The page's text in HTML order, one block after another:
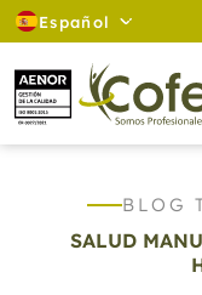
Español
BLOG
SALUD